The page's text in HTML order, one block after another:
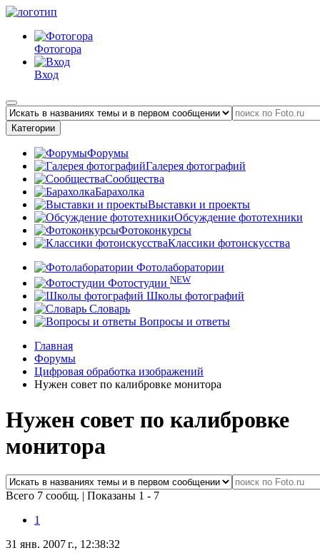
Фотогора
Вход
Категории
Форумы
Галерея фотографий
Сообщества
Барахолка
Выставки и проекты
Обсуждение фототехники
Фотоконкурсы
Классики фотоискусства
Фотолаборатории
Фотостудии NEW
Школы фотографий
Словарь
Вопросы и ответы
Главная
Форумы
Цифровая обработка изображений
Нужен совет по калибровке монитора
Нужен совет по калибровке
монитора
Всего 7 сообщ. | Показаны 1 - 7
1
31 янв. 2007 г., 12:38:32